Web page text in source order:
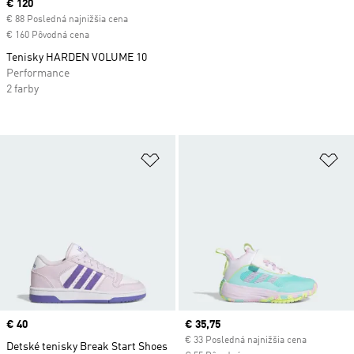
Pridať do zoznamu želaných
Price
€ 40
Detské tenisky Break Start Shoes
Current price
€ 35,75
€ 33 Posledná najnižšia cena
Current price
€ 120
€ 88 Posledná najnižšia cena
€ 160 Pôvodná cena
Tenisky HARDEN VOLUME 10
Performance
2 farby